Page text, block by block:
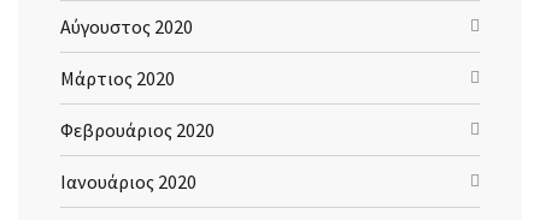
Αύγουστος 2020
Μάρτιος 2020
Φεβρουάριος 2020
Ιανουάριος 2020